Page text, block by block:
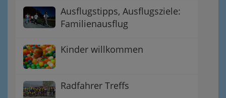
Ausflugstipps, Ausflugsziele:
Familienausflug
Kinder willkommen
Radfahrer Treffs